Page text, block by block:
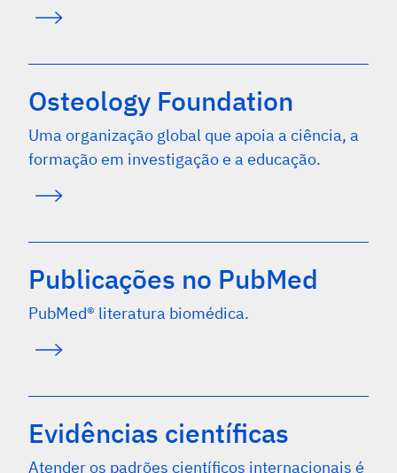
Osteology Foundation
Uma organização global que apoia a ciência, a
formação em investigação e a educação.
Publicações no PubMed
PubMed® literatura biomédica.
Evidências científicas
Atender os padrões científicos internacionais é